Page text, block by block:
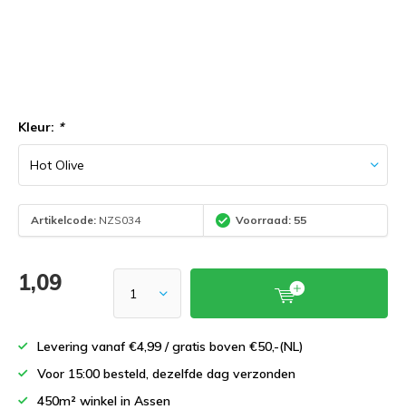
Kleur: *
Artikelcode: NZS034 Voorraad: 55
1,09
Levering vanaf €4,99 / gratis boven €50,-(NL)
Voor 15:00 besteld, dezelfde dag verzonden
450m² winkel in Assen